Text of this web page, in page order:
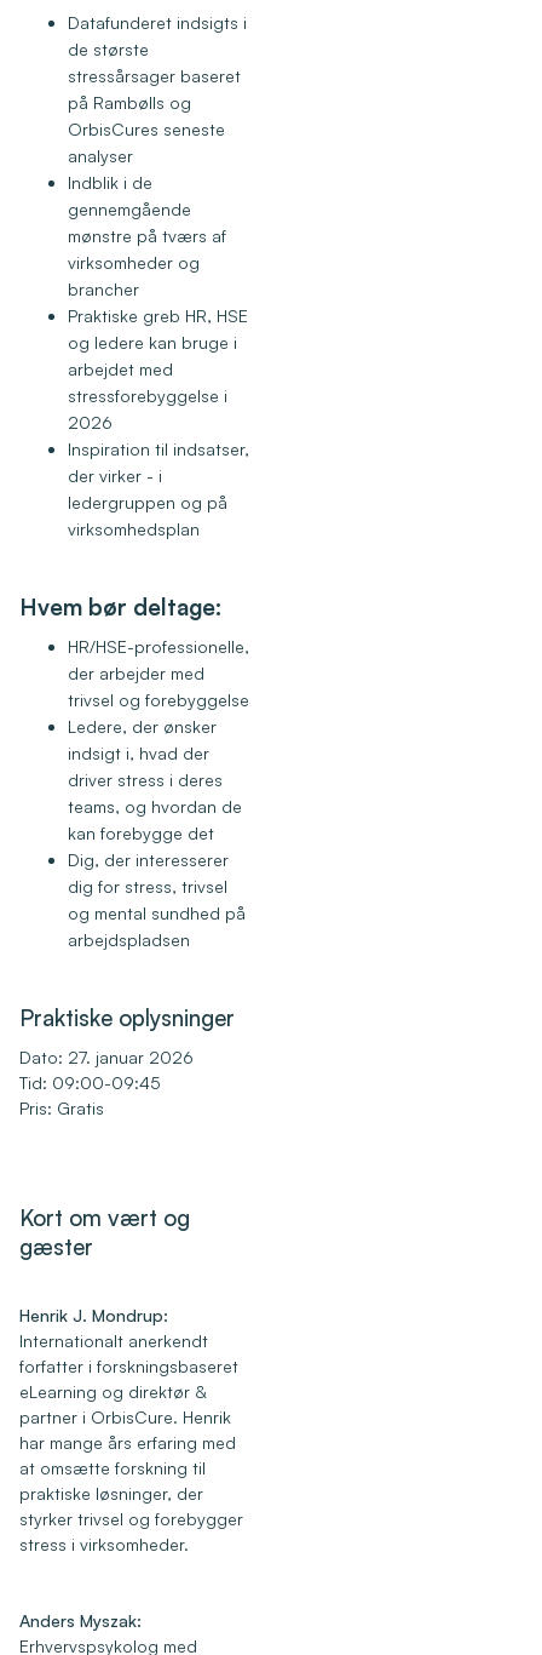
Datafunderet indsigts i
de største
stressårsager baseret
på Rambølls og
OrbisCures seneste
analyser
Indblik i de
gennemgående
mønstre på tværs af
virksomheder og
brancher
Praktiske greb HR, HSE
og ledere kan bruge i
arbejdet med
stressforebyggelse i
2026
Inspiration til indsatser,
der virker - i
ledergruppen og på
virksomhedsplan
Hvem bør deltage:
HR/HSE-professionelle,
der arbejder med
trivsel og forebyggelse
Ledere, der ønsker
indsigt i, hvad der
driver stress i deres
teams, og hvordan de
kan forebygge det
Dig, der interesserer
dig for stress, trivsel
og mental sundhed på
arbejdspladsen
Praktiske oplysninger
Dato: 27. januar 2026
Tid: 09:00-09:45
Pris: Gratis
Kort om vært og
gæster
Henrik J. Mondrup:
Internationalt anerkendt
forfatter i forskningsbaseret
eLearning og direktør &
partner i OrbisCure. Henrik
har mange års erfaring med
at omsætte forskning til
praktiske løsninger, der
styrker trivsel og forebygger
stress i virksomheder.
Anders Myszak:
Erhvervspsykolog med